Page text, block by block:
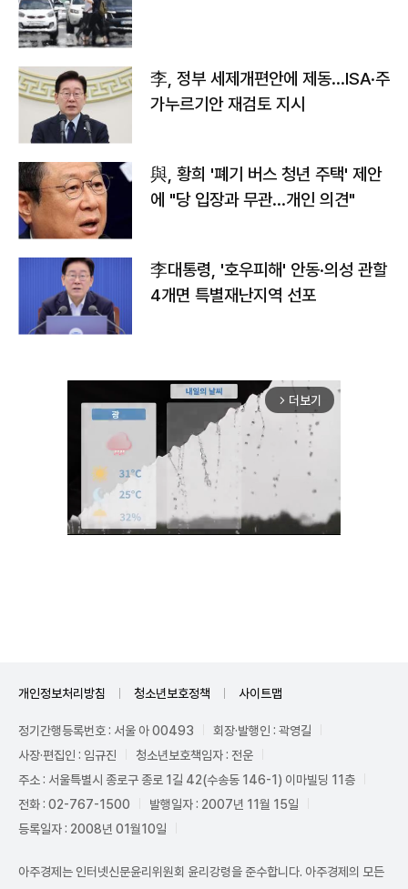
李, 정부 세제개편안에 제동…ISA·주
가누르기안 재검토 지시
與, 황희 '폐기 버스 청년 주택' 제안
에 "당 입장과 무관…개인 의견"
李대통령, '호우피해' 안동·의성 관할
4개면 특별재난지역 선포
arrow_forward_ios 더보기
개인정보처리방침 청소년보호정책 사이트맵
정기간행등록번호 : 서울 아 00493
회장·발행인 : 곽영길
사장·편집인 : 임규진
청소년보호책임자 : 전운
주소 : 서울특별시 종로구 종로 1길 42(수송동 146-1) 이마빌딩 11층
전화 : 02-767-1500
발행일자 : 2007년 11월 15일
등록일자 : 2008년 01월10일
아주경제는 인터넷신문윤리위원회 윤리강령을 준수합니다. 아주경제의 모든